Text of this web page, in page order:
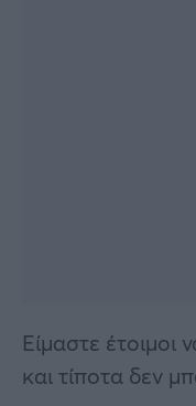
Είμαστε έτοιμοι
και τίποτα δεν